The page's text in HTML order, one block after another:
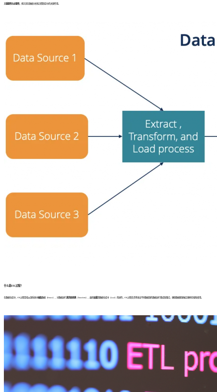
其 重要性 和 必要性 ，揭示其在数据分析和决策制定中的关键作用。
什么是ETL过程？
在数据仓库中，ETL过程是指从源系统中抽取数据（Extract）、对数据进行 清洗和转换（Transform）、最终加载到数据仓库中（Load）的操作。ETL过程负责将来自不同数据源的数据进行集成和整合，确保数据能够被正确地存储和使用。